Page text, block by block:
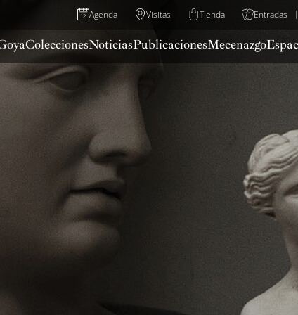
Agenda Visitas Tienda Entradas
ColeccionesNoticiasPublicacionesMecenazgo